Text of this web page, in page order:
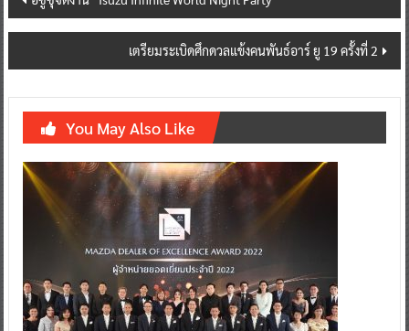
navigation
เตรียมระเบิดศึกดวลแข้งคนพันธ์อาร์ ยู 19 ครั้งที่ 2
You May Also Like